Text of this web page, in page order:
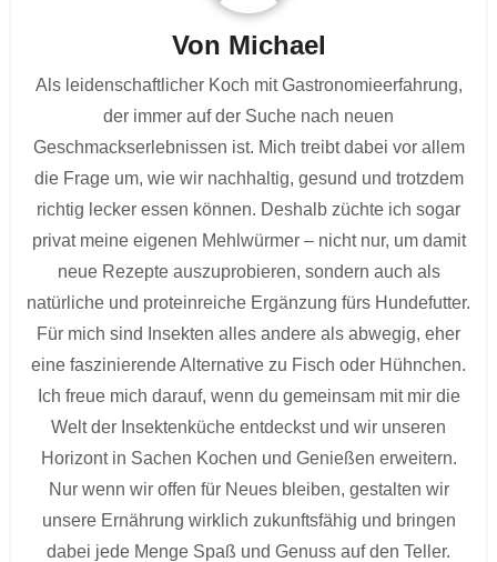
Von Michael
Als leidenschaftlicher Koch mit Gastronomieerfahrung,
der immer auf der Suche nach neuen
Geschmackserlebnissen ist. Mich treibt dabei vor allem
die Frage um, wie wir nachhaltig, gesund und trotzdem
richtig lecker essen können. Deshalb züchte ich sogar
privat meine eigenen Mehlwürmer – nicht nur, um damit
neue Rezepte auszuprobieren, sondern auch als
natürliche und proteinreiche Ergänzung fürs Hundefutter.
Für mich sind Insekten alles andere als abwegig, eher
eine faszinierende Alternative zu Fisch oder Hühnchen.
Ich freue mich darauf, wenn du gemeinsam mit mir die
Welt der Insektenküche entdeckst und wir unseren
Horizont in Sachen Kochen und Genießen erweitern.
Nur wenn wir offen für Neues bleiben, gestalten wir
unsere Ernährung wirklich zukunftsfähig und bringen
dabei jede Menge Spaß und Genuss auf den Teller.